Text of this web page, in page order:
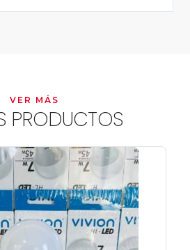
VER MÁS
PRODUCTOS